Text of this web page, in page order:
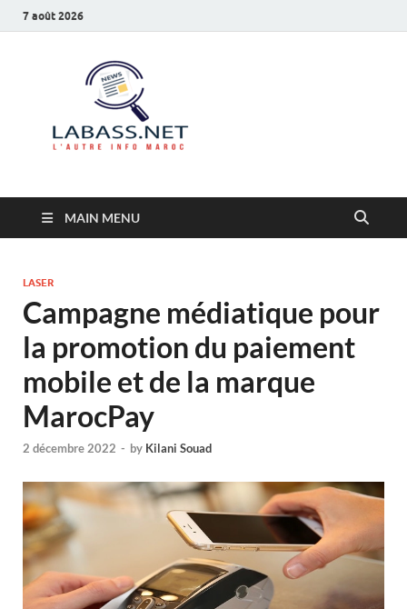
7 août 2026
MAIN MENU
LASER
Campagne médiatique pour
la promotion du paiement
mobile et de la marque
MarocPay
2 décembre 2022 - by Kilani Souad